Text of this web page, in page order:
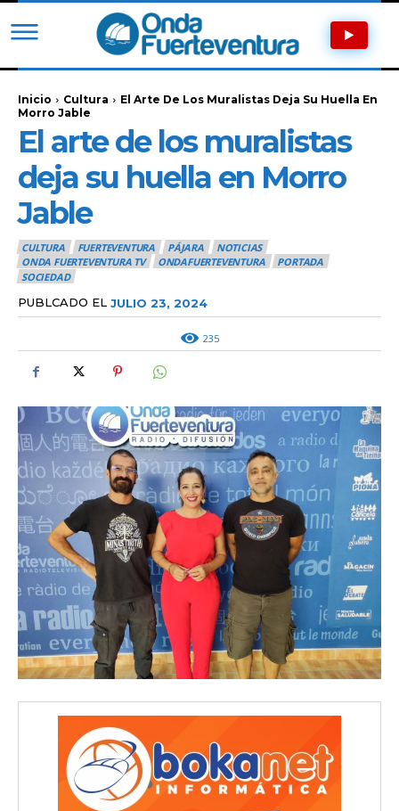
Inicio Cultura
El Arte De Los Muralistas Deja Su Huella En
Morro Jable
El arte de los muralistas
deja su huella en Morro
Jable
CULTURA FUERTEVENTURA PÁJARA
NOTICIAS
ONDA FUERTEVENTURA TV
ONDAFUERTEVENTURA
PORTADA
SOCIEDAD
PUBLCADO EL JULIO 23, 2024
235